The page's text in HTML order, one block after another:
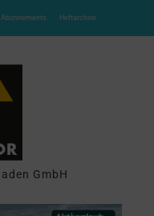
Heftarchive
GmbH